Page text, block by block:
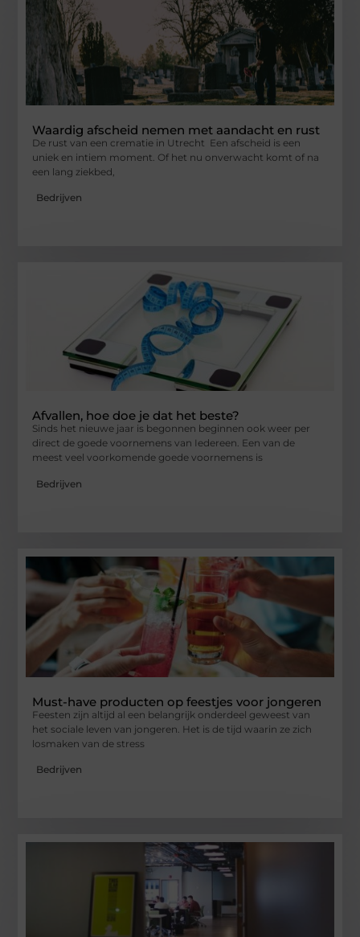
Waardig afscheid nemen met aandacht en rust
De rust van een crematie in Utrecht Een afscheid is een
uniek en intiem moment. Of het nu onverwacht komt of na
een lang ziekbed,
Bedrijven
Afvallen, hoe doe je dat het beste?
Sinds het nieuwe jaar is begonnen beginnen ook weer per
direct de goede voornemens van Iedereen. Een van de
meest veel voorkomende goede voornemens is
Bedrijven
Must-have producten op feestjes voor jongeren
Feesten zijn altijd al een belangrijk onderdeel geweest van
het sociale leven van jongeren. Het is de tijd waarin ze zich
losmaken van de stress
Bedrijven